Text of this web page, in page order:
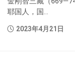
耶国人，国...
2023年4月21日